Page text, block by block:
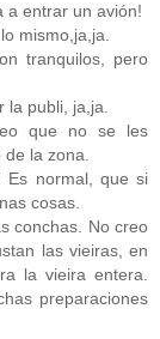
a entrar un avión!
mismo,ja,ja.
tranquilos, pero
publi, ja,ja.
que no se les
la zona.
Es normal, que si
cosas.
conchas. No creo
las vieiras, en
la vieira entera.
preparaciones